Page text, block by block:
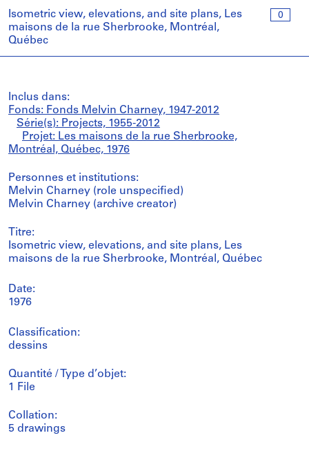
0
Isometric view, elevations, and site plans, Les
maisons de la rue Sherbrooke, Montréal,
Québec
Inclus dans:
Fonds: Fonds Melvin Charney, 1947-2012
Série(s): Projects, 1955-2012
Projet: Les maisons de la rue Sherbrooke,
Montréal, Québec, 1976
Personnes et institutions:
Melvin Charney (role unspecified)
Melvin Charney (archive creator)
Titre:
Isometric view, elevations, and site plans, Les
maisons de la rue Sherbrooke, Montréal, Québec
Date:
1976
Classification:
dessins
Quantité / Type d’objet:
1 File
Collation:
5 drawings